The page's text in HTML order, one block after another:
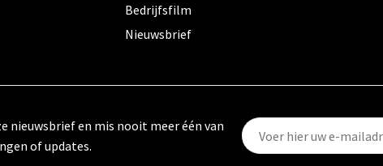
Bedrijfsfilm
Nieuwsbrief
nieuwsbrief en mis nooit meer één van
of updates.